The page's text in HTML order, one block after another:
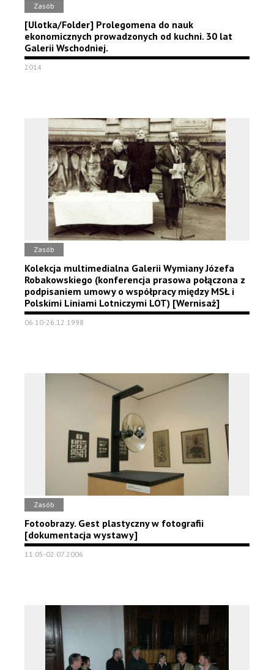
Zasób
[Ulotka/Folder] Prolegomena do nauk
ekonomicznych prowadzonych od kuchni. 30 lat
Galerii Wschodniej.
2014
Zasób
Kolekcja multimedialna Galerii Wymiany Józefa
Robakowskiego (konferencja prasowa połączona z
podpisaniem umowy o współpracy między MSŁ i
Polskimi Liniami Lotniczymi LOT) [Wernisaż]
06.10-26.12.1998
Zasób
Fotoobrazy. Gest plastyczny w fotografii
[dokumentacja wystawy]
11.05-02.07.2006